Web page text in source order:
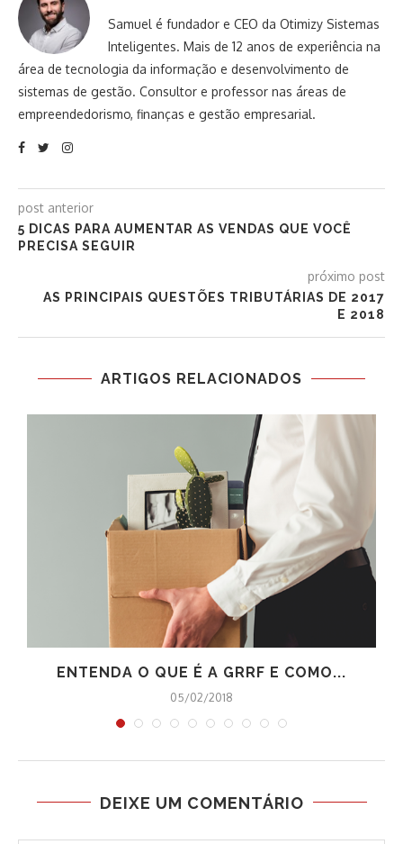
Samuel é fundador e CEO da Otimizy Sistemas
Inteligentes. Mais de 12 anos de experiência na
área de tecnologia da informação e desenvolvimento de
sistemas de gestão. Consultor e professor nas áreas de
empreendedorismo, finanças e gestão empresarial.
post anterior
5 DICAS PARA AUMENTAR AS VENDAS QUE VOCÊ
PRECISA SEGUIR
próximo post
AS PRINCIPAIS QUESTÕES TRIBUTÁRIAS DE 2017
E 2018
ARTIGOS RELACIONADOS
ENTENDA O QUE É A GRRF E COMO...
05/02/2018
DEIXE UM COMENTÁRIO